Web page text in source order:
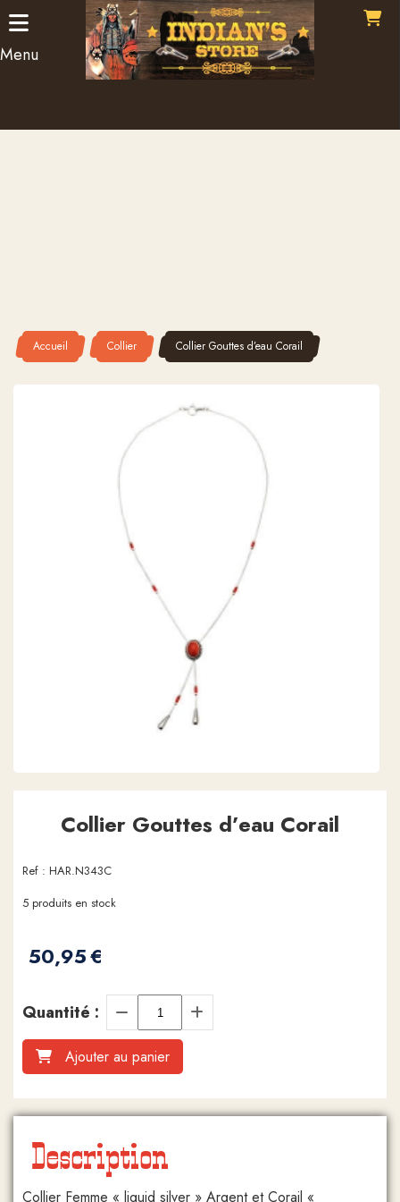
Menu
Accueil Collier Collier Gouttes d’eau Corail
Collier Gouttes d’eau Corail
Ref : HAR.N343C
50,95€
5 produits en stock
Quantité :
Ajouter au panier
Description
Collier Femme « liquid silver » Argent et Corail «
Panneau de gestion des cookies